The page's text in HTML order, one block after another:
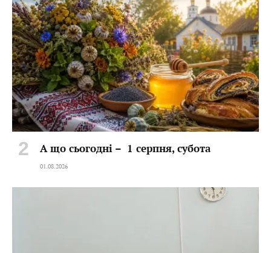
А що сьогодні – 1 серпня, субота
01.08.2026